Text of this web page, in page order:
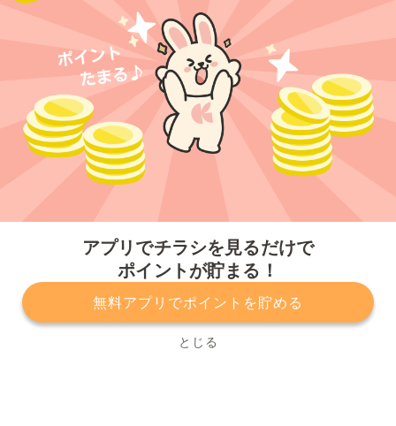
アプリでチラシを見るだけで
ポイントが貯まる！
無料アプリでポイントを貯める
とじる
プライバシーポリシー 利用規約
運営会社
サービスに関してのお問い合わせ